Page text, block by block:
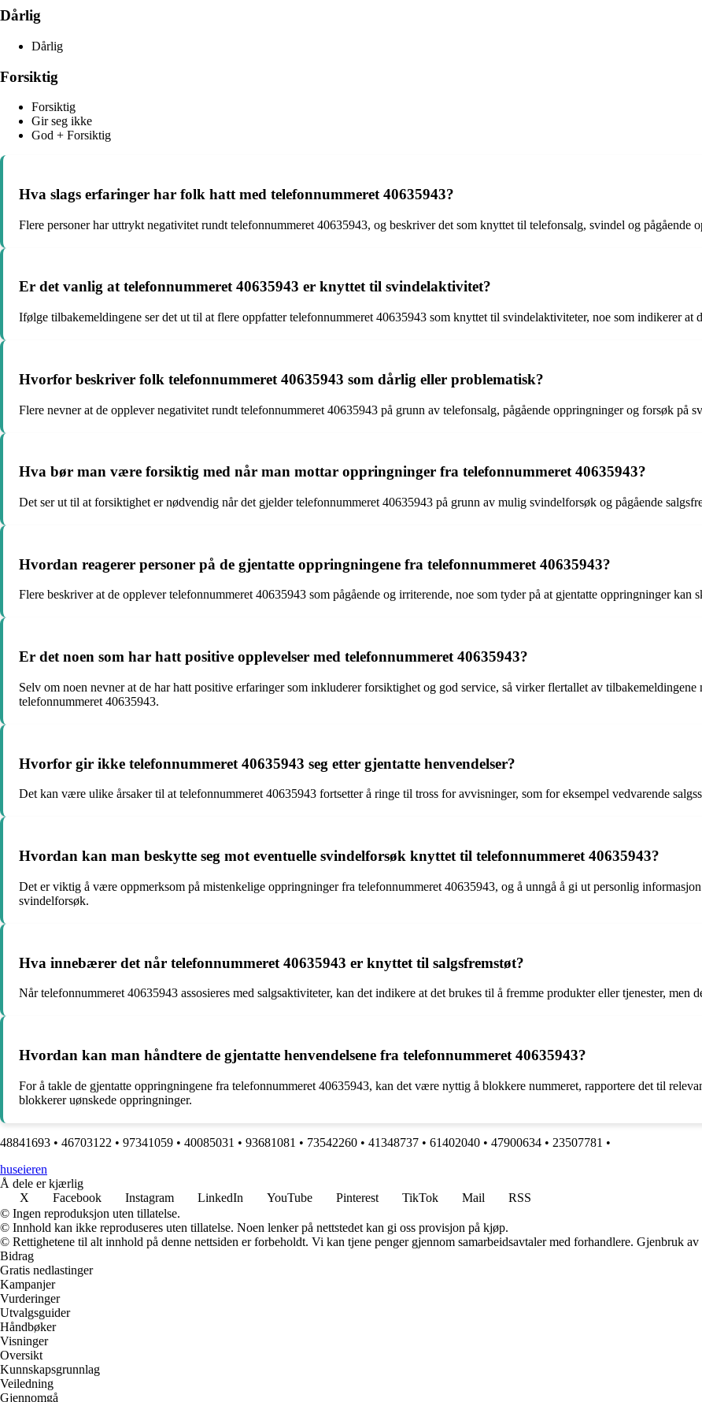
Dårlig
Dårlig
Forsiktig
Forsiktig
Gir seg ikke
God + Forsiktig
Hva slags erfaringer har folk hatt med telefonnummeret 40635943?
Flere personer har uttrykt negativitet rundt telefonnummeret 40635943, og beskriver det som knyttet til telefonsalg, svindel og pågående
Er det vanlig at telefonnummeret 40635943 er knyttet til svindelaktivitet?
Ifølge tilbakemeldingene ser det ut til at flere oppfatter telefonnummeret 40635943 som knyttet til svindelaktiviteter, noe som indikerer
Hvorfor beskriver folk telefonnummeret 40635943 som dårlig eller problematisk?
Flere nevner at de opplever negativitet rundt telefonnummeret 40635943 på grunn av telefonsalg, pågående oppringninger og forsøk på
Hva bør man være forsiktig med når man mottar oppringninger fra telefonnummeret 40635943?
Det ser ut til at forsiktighet er nødvendig når det gjelder telefonnummeret 40635943 på grunn av mulig svindelforsøk og pågående
Hvordan reagerer personer på de gjentatte oppringningene fra telefonnummeret 40635943?
Flere beskriver at de opplever telefonnummeret 40635943 som pågående og irriterende, noe som tyder på at gjentatte oppringninger kan
Er det noen som har hatt positive opplevelser med telefonnummeret 40635943?
Selv om noen nevner at de har hatt positive erfaringer som inkluderer forsiktighet og god service, så virker flertallet av
telefonnummeret 40635943.
Hvorfor gir ikke telefonnummeret 40635943 seg etter gjentatte henvendelser?
Det kan være ulike årsaker til at telefonnummeret 40635943 fortsetter å ringe til tross for avvisninger, som for eksempel vedvarende
Hvordan kan man beskytte seg mot eventuelle svindelforsøk knyttet til telefonnummeret 40635943?
Det er viktig å være oppmerksom på mistenkelige oppringninger fra telefonnummeret 40635943, og å unngå å gi ut personlig
svindelforsøk.
Hva innebærer det når telefonnummeret 40635943 er knyttet til salgsfremstøt?
Når telefonnummeret 40635943 assosieres med salgsaktiviteter, kan det indikere at det brukes til å fremme produkter eller tjenester, men
Hvordan kan man håndtere de gjentatte henvendelsene fra telefonnummeret 40635943?
For å takle de gjentatte oppringningene fra telefonnummeret 40635943, kan det være nyttig å blokkere nummeret, rapportere det til
blokkerer uønskede oppringninger.
48841693 • 46703122 • 97341059 • 40085031 • 93681081 • 73542260 • 41348737 • 61402040 • 47900634 • 23507781 •
huseieren
Å dele er kjærlig
X
Facebook Instagram LinkedIn YouTube Pinterest TikTok Mail
RSS
© Ingen reproduksjon uten tillatelse.
© Innhold kan ikke reproduseres uten tillatelse. Noen lenker på nettstedet kan gi oss provisjon på kjøp.
© Rettighetene til alt innhold på denne nettsiden er forbeholdt. Vi kan tjene penger gjennom samarbeidsavtaler med forhandlere. Gjenbruk
Bidrag
Gratis nedlastinger
Kampanjer
Vurderinger
Utvalgsguider
Håndbøker
Visninger
Oversikt
Kunnskapsgrunnlag
Veiledning
Gjennomgå